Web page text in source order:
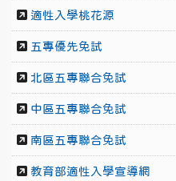
適性入學桃花源
五專優先免試
北區五專聯合免試
中區五專聯合免試
南區五專聯合免試
教育部適性入學宣導網